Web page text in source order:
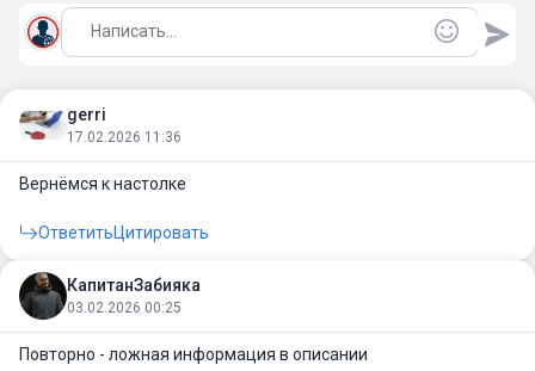
gerri
17.02.2026 11:36
Вернёмся к настолке
ОтветитьЦитировать
КапитанЗабияка
03.02.2026 00:25
Повторно - ложная информация в описании